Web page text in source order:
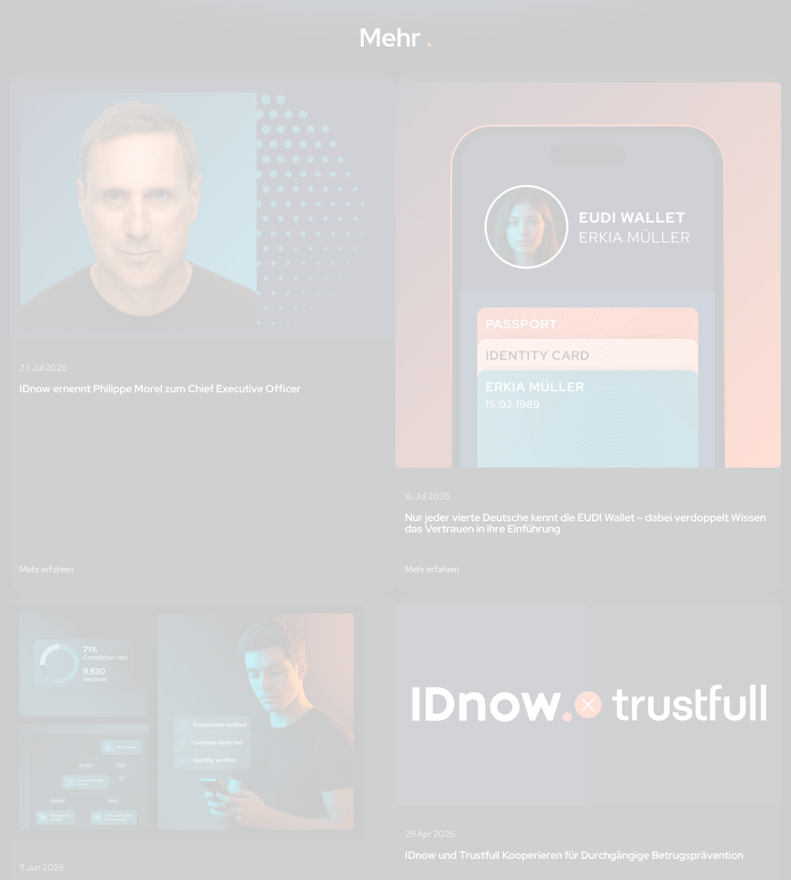
Mehr .
23 Jul 2026
IDnow ernennt Philippe Morel zum Chief Executive Officer
Mehr erfahren
16 Jul 2026
Nur jeder vierte Deutsche kennt die EUDI Wallet – dabei verdoppelt Wissen
das Vertrauen in ihre Einführung
Mehr erfahren
11 Jun 2026
29 Apr 2026
IDnow und Trustfull Kooperieren für Durchgängige Betrugsprävention